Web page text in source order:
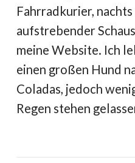
Fahrradkurier,
aufstrebender
meine Website. Ich
einen großen Hund
Coladas, jedoch
Regen stehen